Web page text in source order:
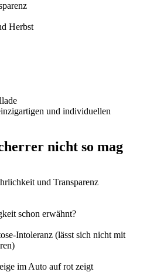
Herbst
und individuellen
nicht so mag
und Transparenz
schon erwähnt?
Intoleranz (lässt sich nicht mit
im Auto auf rot zeigt